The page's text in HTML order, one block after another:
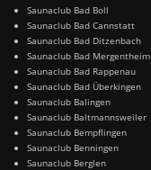
Saunaclub Bad Boll
Saunaclub Bad Cannstatt
Saunaclub Bad Ditzenbach
Saunaclub Bad Mergentheim
Saunaclub Bad Rappenau
Saunaclub Bad Überkingen
Saunaclub Balingen
Saunaclub Baltmannsweiler
Saunaclub Bempflingen
Saunaclub Benningen
Saunaclub Berglen